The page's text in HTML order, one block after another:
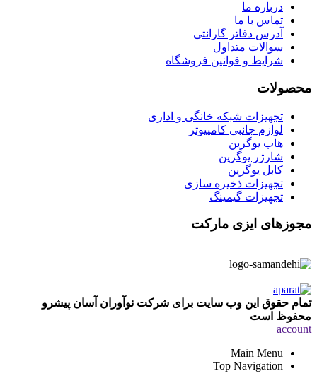
درباره ما
تماس با ما
آدرس دفاتر گارانتی
سوالات متداول
شرایط و قوانین فروشگاه
محصولات
تجهیزات شبکه خانگی و اداری
لوازم جانبی کامپیوتر
هاب یوگرین
شارژر یوگرین
کابل یوگرین
تجهیزات ذخیره سازی
تجهیزات گیمینگ
مجوزهای ایزی مارکت
تمام حقوق این وب سایت برای شرکت نوآوران آسان پیشرو
محفوظ است
account
Main Menu
Top Navigation